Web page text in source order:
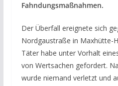
Fahndungsmaßnahmen.
Der Überfall ereignete sich
Nordgaustraße in Maxhütte-
Täter habe unter Vorhalt
von Wertsachen gefordert.
wurde niemand verletzt und